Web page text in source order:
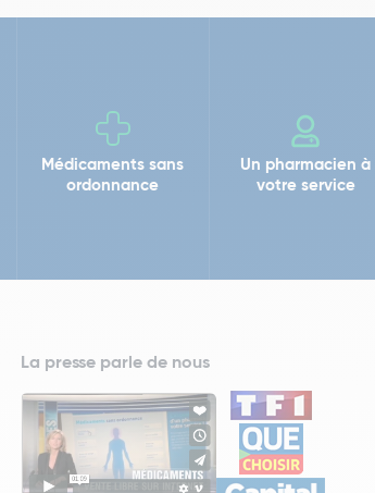
Médicaments sans
ordonnance
Un pharmacien à
votre service
La presse parle de nous